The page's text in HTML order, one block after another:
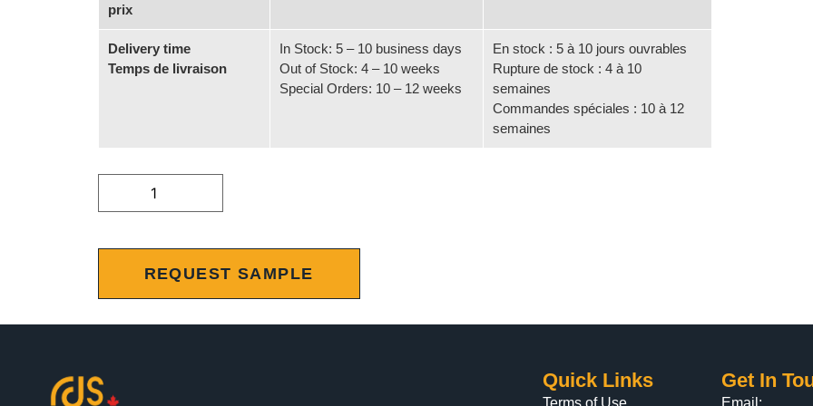
prix
Delivery time
Temps de livraison
In Stock: 5 – 10 business days
Out of Stock: 4 – 10 weeks
Special Orders: 10 – 12 weeks
En stock : 5 à 10 jours ouvrables
Rupture de stock : 4 à 10
semaines
Commandes spéciales : 10 à 12
semaines
REQUEST SAMPLE
Quick Links Get In